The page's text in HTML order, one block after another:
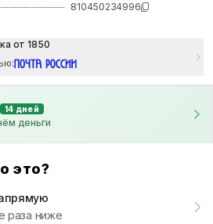
810450234996
от 1850
:
14 дней
деньги
это?
раза ниже